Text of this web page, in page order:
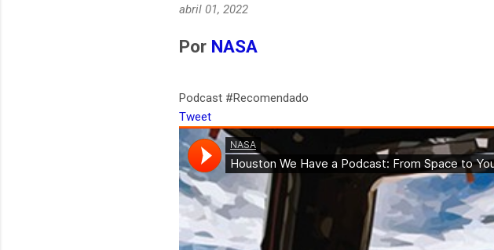
abril 01, 2022
Por NASA
Podcast #Recomendado
Tweet